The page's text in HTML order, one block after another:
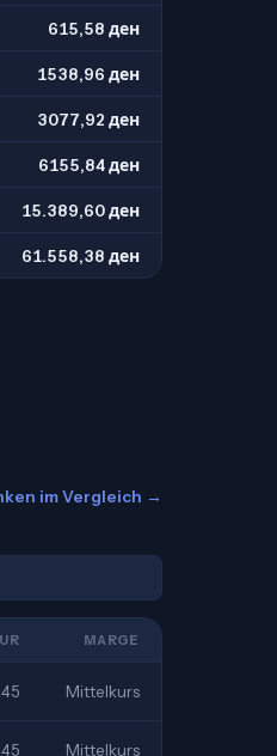
615,58 ден
1538,96 ден
3077,92 ден
6155,84 ден
15.389,60 ден
61.558,38 ден
im Vergleich →
MARGE
Mittelkurs
Mittelkurs